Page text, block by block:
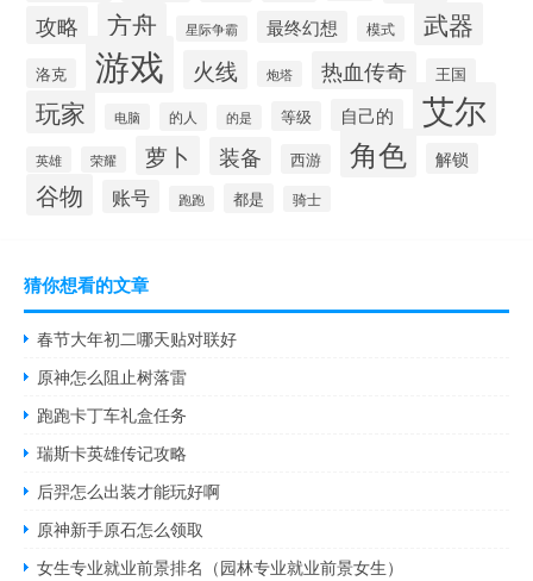
攻略 方舟 星际争霸 最终幻想 模式 武器
洛克 游戏 火线 炮塔 热血传奇 王国
玩家 电脑 的人 的是 等级 自己的 艾尔
英雄 荣耀 萝卜 装备 西游 角色 解锁
谷物 账号 跑跑 都是 骑士
猜你想看的文章
春节大年初二哪天贴对联好
原神怎么阻止树落雷
跑跑卡丁车礼盒任务
瑞斯卡英雄传记攻略
后羿怎么出装才能玩好啊
原神新手原石怎么领取
女生专业就业前景排名（园林专业就业前景女生）